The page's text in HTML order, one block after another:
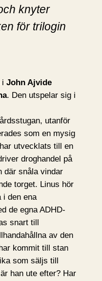
knyter
för trilogin
i John Ajvide
. Den utspelar sig i
utanför
som en mysig
utvecklats till en
droghandel på
där snåla vindar
torget. Linus hör
i den ena
de egna ADHD-
snart till
av den
kommit till stan
som säljs till
han ute efter? Har